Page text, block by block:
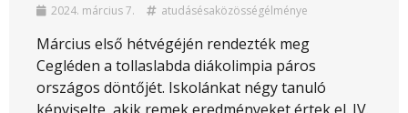
2024. március 7. atudásésaközösségélménye
Március első hétvégéjén rendezték meg
Cegléden a tollaslabda diákolimpia páros
országos döntőjét. Iskolánkat négy tanuló